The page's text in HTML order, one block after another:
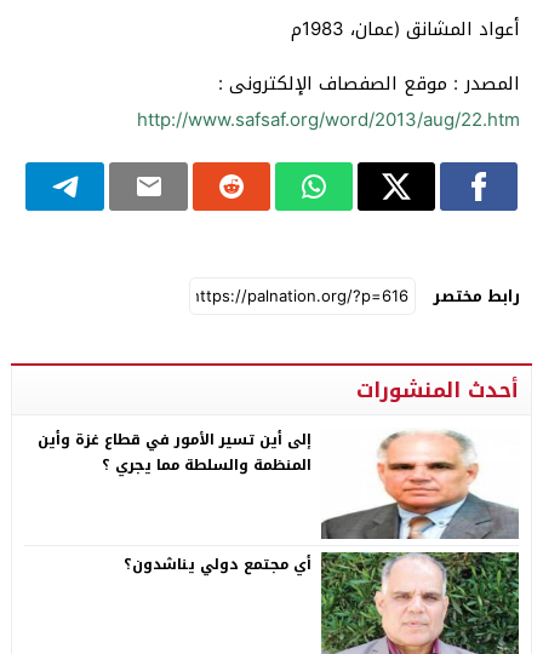
أعواد المشانق (عمان، 1983م
المصدر : موقع الصفصاف الإلكترونى :
http://www.safsaf.org/word/2013/aug/22.htm
رابط مختصر
أحدث المنشورات
إلى أين تسير الأمور في قطاع غزة وأين
المنظمة والسلطة مما يجري ؟
أي مجتمع دولي يناشدون؟